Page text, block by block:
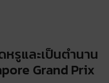
หรูและเป็นตำนาน
Grand Prix